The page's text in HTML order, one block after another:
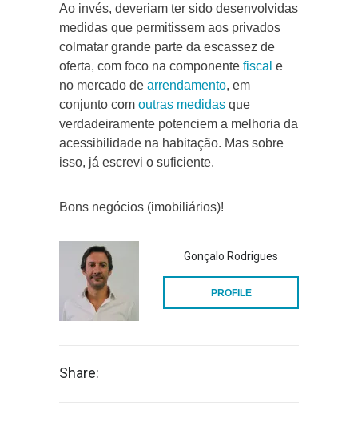
Ao invés, deveriam ter sido desenvolvidas
medidas que permitissem aos privados
colmatar grande parte da escassez de
oferta, com foco na componente fiscal e
no mercado de arrendamento, em
conjunto com outras medidas que
verdadeiramente potenciem a melhoria da
acessibilidade na habitação. Mas sobre
isso, já escrevi o suficiente.
Bons negócios (imobiliários)!
Gonçalo Rodrigues
PROFILE
Share: